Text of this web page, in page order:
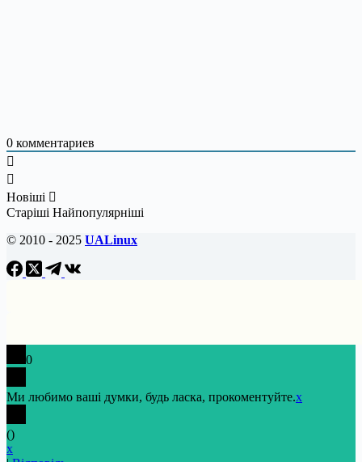
0 комментариев
Новіші
Старіші Найпопулярніші
© 2010 - 2025 UALinux
0
Ми любимо ваші думки, будь ласка, прокоментуйте.x
()
x